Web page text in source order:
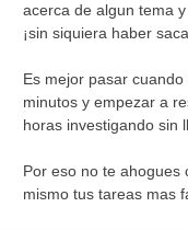
acerca de algun tema
¡sin siquiera haber
Es mejor pasar
minutos y empezar a
horas investigando sin
Por eso no te ahogues
mismo tus tareas mas